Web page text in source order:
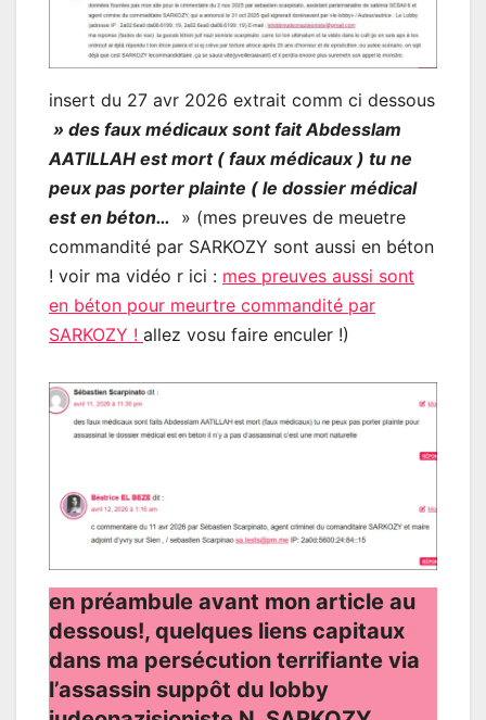
insert du 27 avr 2026 extrait comm ci dessous
» des faux médicaux sont fait Abdesslam
AATILLAH est mort ( faux médicaux ) tu ne
peux pas porter plainte ( le dossier médical
est en béton… » (mes preuves de meuetre
commandité par SARKOZY sont aussi en béton
! voir ma vidéo r ici : mes preuves aussi sont
en béton pour meurtre commandité par
SARKOZY ! allez vosu faire enculer !)
en préambule avant mon article au
dessous!, quelques liens capitaux
dans ma persécution terrifiante via
l’assassin suppôt du lobby